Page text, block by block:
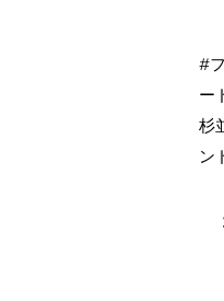
杉
品
東
#
ー
杉
ン